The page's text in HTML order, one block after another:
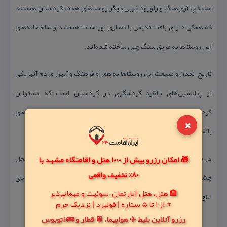
×
🎁 امکان رزرو بیش از 1000 هتل و اقامتگاه مشهد با
80% تخفیف واقعی
🏨 هتل، هتل آپارتمان، سوئیت و مهمانپذیر
⭐ از 1 تا 5 ستاره | فولبرد | نزدیک حرم
رزرو آنلاین بلیط ✈️ هواپیما، 🚆 قطار و 🚌 اتوبوس
سنندج، آوی‌هنگ و ژاورود غربی دیگر روستاهای هدف كردستان هستند
كه همگی دارای بافت قدیمی با معماری اورامانات هستند و تمام خانه‌های
این روستاها به طریق سنگ چین ساخته شده‌اند.
تاریخ، تمدن و طبیعت این روستاها به همراه فرهنگ و آیین مردم آنها یكی
از پتانسیل‌های بالقوه گردشگری در كردستان است كه مسئولان
گردشگری استان قصد دارند در كمترین فرصت آنها را به پتانسیل‌های
بالفعل تبدیل كنند.
در فاصله ۸۰۰ متری جنوب شرقی روستای پالنگان در دره تنگیور و در محل
چشمه‌های پرآب، قلعه‌ای به نام قلعه پالنگان قرار دارد كه آثار و بقایای
اتاق‌ها، آتشكده‌ها و پل‌های قدیمی آن نمایان است.